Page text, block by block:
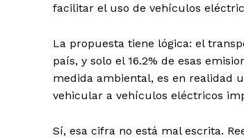
facilitar el uso de vehículos
La propuesta tiene lógica: el
país, y solo el 16.2% de esas
medida ambiental, es en realidad
vehicular a vehículos eléctricos
Sí, esa cifra no está mal escrita.